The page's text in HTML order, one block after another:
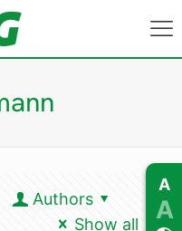
A
A
Authors
Show all